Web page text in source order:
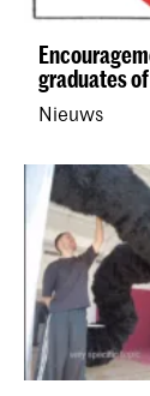
graduates
Nieuws